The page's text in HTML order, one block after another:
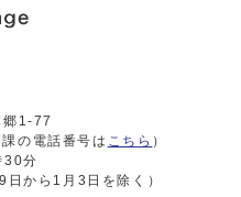
郷1-77
課の電話番号は こちら ）
30分
日から1月3日を除く）